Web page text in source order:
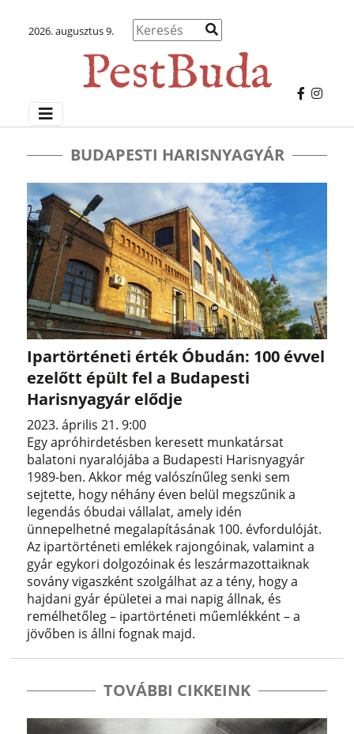
2026. augusztus 9.
BUDAPESTI HARISNYAGYÁR
Ipartörténeti érték Óbudán: 100 évvel
ezelőtt épült fel a Budapesti
Harisnyagyár elődje
2023. április 21. 9:00
Egy apróhirdetésben keresett munkatársat
balatoni nyaralójába a Budapesti Harisnyagyár
1989-ben. Akkor még valószínűleg senki sem
sejtette, hogy néhány éven belül megszűnik a
legendás óbudai vállalat, amely idén
ünnepelhetné megalapításának 100. évfordulóját.
Az ipartörténeti emlékek rajongóinak, valamint a
gyár egykori dolgozóinak és leszármazottaiknak
sovány vigaszként szolgálhat az a tény, hogy a
hajdani gyár épületei a mai napig állnak, és
remélhetőleg – ipartörténeti műemlékként – a
jövőben is állni fognak majd.
TOVÁBBI CIKKEINK